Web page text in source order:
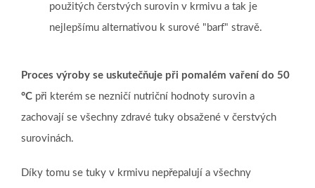
použitých čerstvých surovin v krmivu a tak je
nejlepšímu alternativou k surové "barf" stravě.
Proces výroby se uskutečňuje při pomalém vaření do 50
°C při kterém se nezničí nutriční hodnoty surovin a
zachovají se všechny zdravé tuky obsažené v čerstvých
surovinách.
Díky tomu se tuky v krmivu nepřepalují a všechny